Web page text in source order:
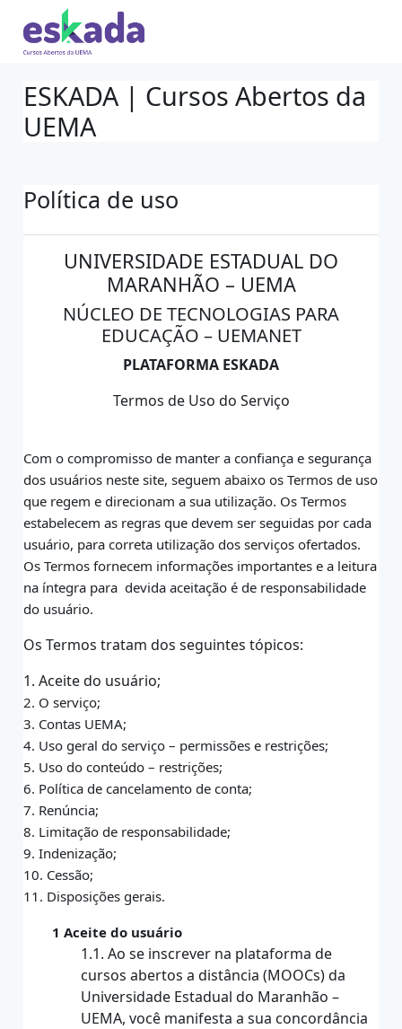
Ir para o conteúdo principal
ESKADA | Cursos Abertos da
UEMA
Política de uso
UNIVERSIDADE ESTADUAL DO
MARANHÃO – UEMA
NÚCLEO DE TECNOLOGIAS PARA
EDUCAÇÃO – UEMANET
PLATAFORMA ESKADA
Termos de Uso do Serviço
Com o compromisso de manter a confiança e segurança
dos usuários neste site,seguem abaixo os Termos de uso
que regem e direcionam a sua utilização. Os Termos
estabelecem as regras que devem ser seguidas por cada
usuário, para correta utilização dosserviços ofertados.
Os Termos fornecem informações importantes e a leitura
na íntegra para devida aceitação é de responsabilidade
do usuário.
Os Termos tratam dos seguintes tópicos:
1. Aceite do usuário;
2. O serviço;
3. Contas UEMA;
4. Uso geral do serviço – permissões e restrições;
5. Uso do conteúdo – restrições;
6. Política de cancelamento de conta;
7. Renúncia;
8. Limitação de responsabilidade;
9. Indenização;
10. Cessão;
11. Disposições gerais.
1 Aceite do usuário
1.1. Ao se inscrever na plataforma de
cursos abertos a distância (MOOCs) da
Universidade Estadual do Maranhão –
UEMA, você manifesta a sua concordância